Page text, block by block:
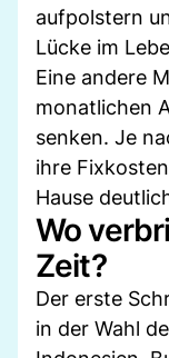
aufpolstern
Lücke im
Eine andere
monatlichen
senken. Je
ihre
Hause
Wo
Zeit?
Der erste
in der Wahl